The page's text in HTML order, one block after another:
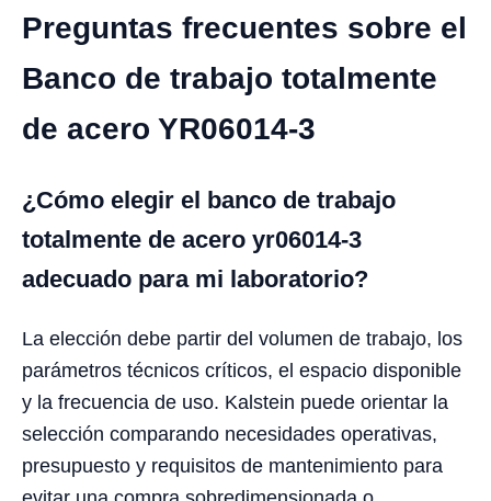
Preguntas frecuentes sobre el
Banco de trabajo totalmente
de acero YR06014-3
¿Cómo elegir el banco de trabajo
totalmente de acero yr06014-3
adecuado para mi laboratorio?
La elección debe partir del volumen de trabajo, los
parámetros técnicos críticos, el espacio disponible
y la frecuencia de uso. Kalstein puede orientar la
selección comparando necesidades operativas,
presupuesto y requisitos de mantenimiento para